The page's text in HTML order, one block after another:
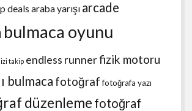
deals araba yarışı arcade
bulmaca oyunu
takip endless runnerfizik motoru
bulmaca fotoğraf fotoğrafa yazı
düzenleme fotoğraf